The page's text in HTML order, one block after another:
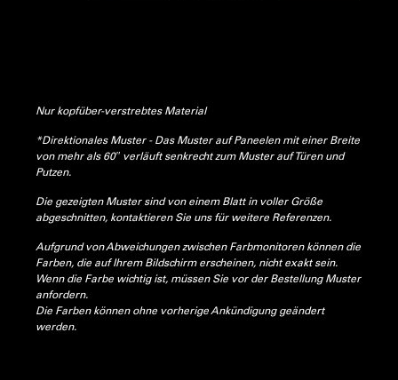
Nur kopfüber-verstrebtes Material
*Direktionales Muster - Das Muster auf Paneelen mit einer Breite
von mehr als 60″ verläuft senkrecht zum Muster auf Türen und
Putzen.
Die gezeigten Muster sind von einem Blatt in voller Größe
abgeschnitten, kontaktieren Sie uns für weitere Referenzen.
Aufgrund von Abweichungen zwischen Farbmonitoren können die
Farben, die auf Ihrem Bildschirm erscheinen, nicht exakt sein.
Wenn die Farbe wichtig ist, müssen Sie vor der Bestellung Muster
anfordern.
Die Farben können ohne vorherige Ankündigung geändert
werden.